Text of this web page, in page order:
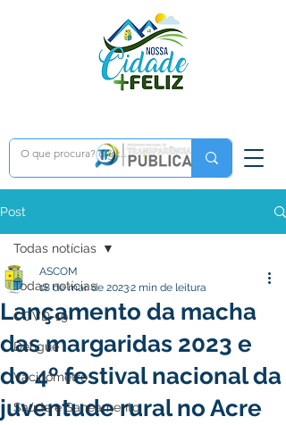
Post
Todas notícias
COVD-19
Dengue
Vacinômetro
Saúde e Saneamento
Todas notícias
Lançamento da macha
das margaridas 2023 e
do 4º festival nacional da
juventude rural no Acre
ASCOM
18 de mar. de 20232 min de leitura